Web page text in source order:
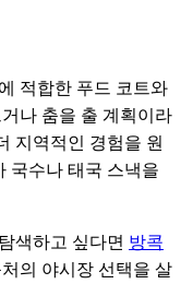
적합한 푸드 코트와
나 춤을 출 계획이라
지역적인 경험을 원
국수나 태국 스낵을
색하고 싶다면 방콕
의 야시장 선택을 살